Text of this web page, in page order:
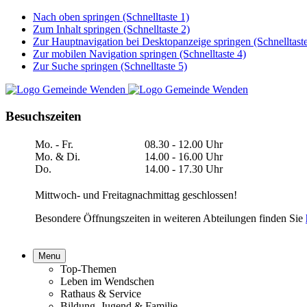
Nach oben springen (Schnelltaste 1)
Zum Inhalt springen (Schnelltaste 2)
Zur Hauptnavigation bei Desktopanzeige springen
Zur mobilen Navigation springen (Schnelltaste 4)
Zur Suche springen (Schnelltaste 5)
Besuchszeiten
Mo. - Fr.
Mo. & Di.
Do.
08.30 - 12.00 Uhr
14.00 - 16.00 Uhr
14.00 - 17.30 Uhr
Mittwoch- und Freitagnachmittag geschlossen!
Besondere Öffnungszeiten in weiteren Abteilungen finden Sie
Menu
Top-Themen
Leben im Wendschen
Rathaus & Service